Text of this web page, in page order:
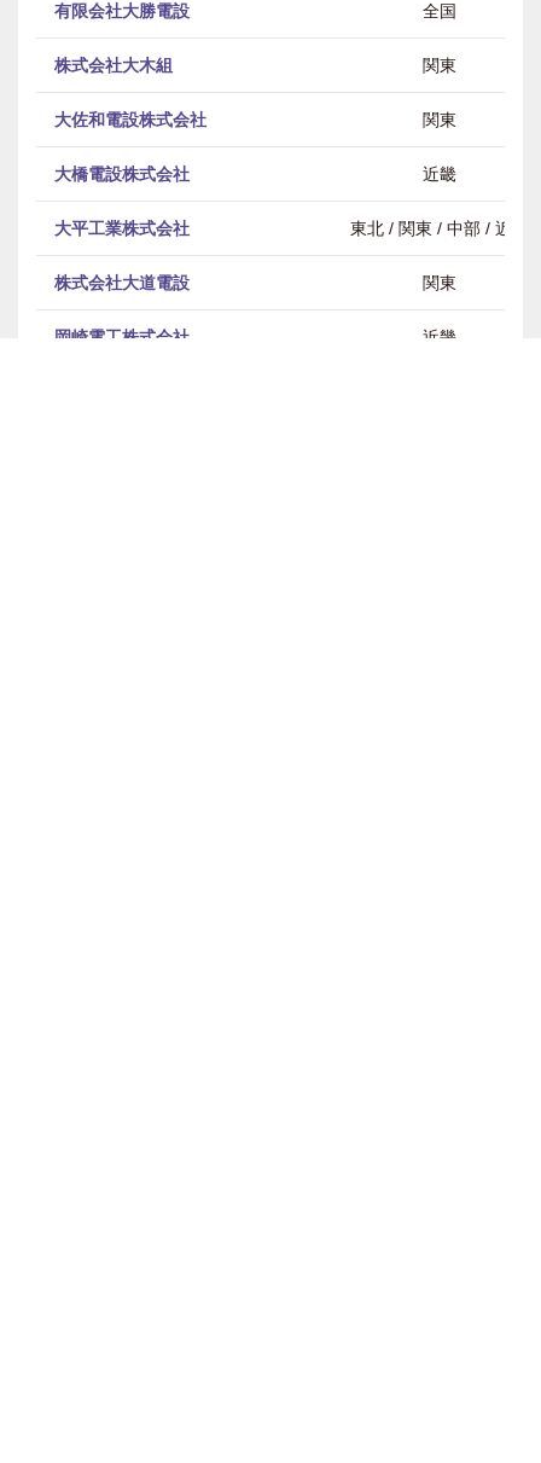
有限会社大勝電設 全国
株式会社大木組 関東
大佐和電設株式会社 関東
大橋電設株式会社 近畿
大平工業株式会社 東北 / 関東 / 中部 / 近畿
株式会社大道電設 関東
岡崎電工株式会社 近畿